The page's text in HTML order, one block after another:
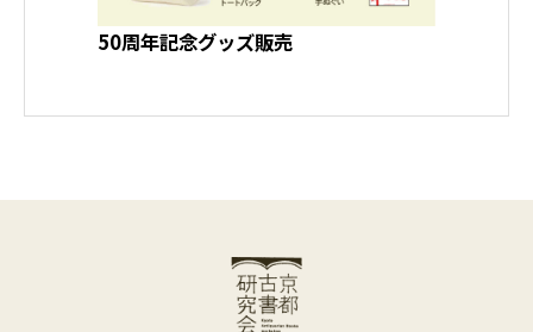
50周年記念グッズ販売